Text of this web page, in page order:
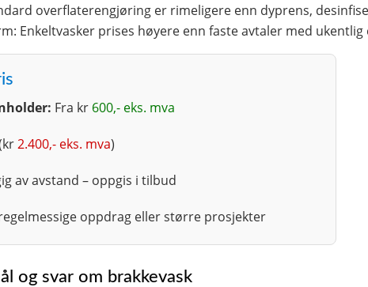
overflaterengjøring er rimeligere enn dyprens,
Enkeltvasker prises høyere enn faste avtaler med
Fra kr 600,- eks. mva
2.400,- eks. mva)
av avstand – oppgis i tilbud
oppdrag eller større prosjekter
og svar om brakkevask